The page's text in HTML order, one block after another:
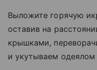
Выложите горячую
оставив на
крышками,
и укутываем